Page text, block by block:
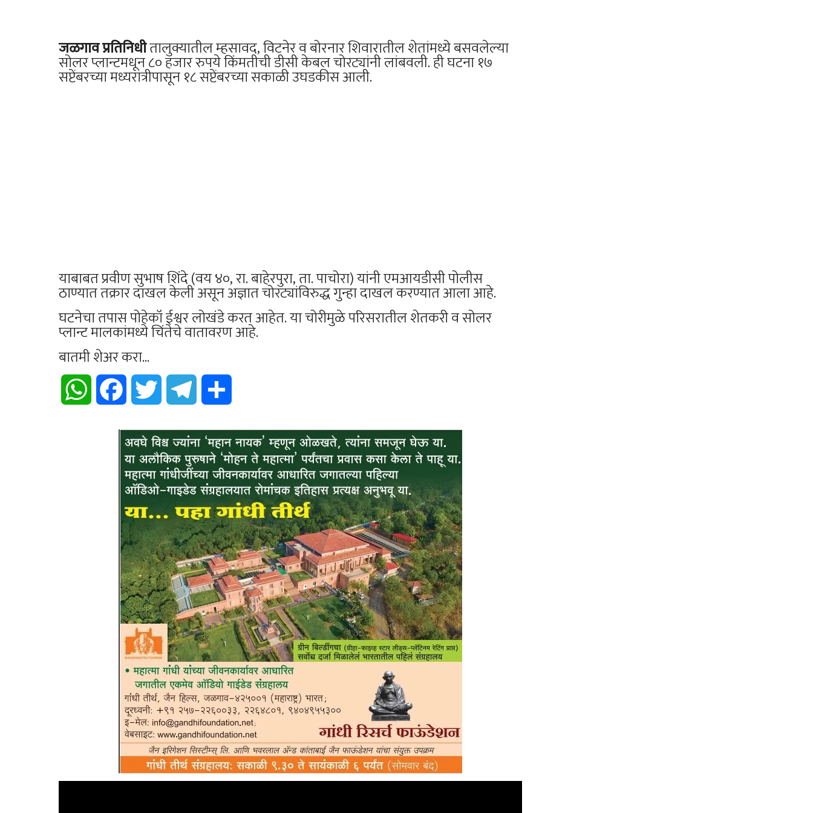
जळगाव प्रतिनिधीतालुक्यातील म्हसावद, विटनेर व बोरनार शिवारातील शेतांमध्ये बसवलेल्या
सोलर प्लान्टमधून ८० हजार रुपये किंमतीची डीसी केबल चोरट्यांनी लांबवली. ही घटना १७
सप्टेंबरच्या मध्यरात्रीपासून १८ सप्टेंबरच्या सकाळी उघडकीस आली.
याबाबत प्रवीण सुभाष शिंदे (वय ४०, रा. बाहेरपुरा, ता. पाचोरा) यांनी एमआयडीसी पोलीस
ठाण्यात तक्रार दाखल केली असून अज्ञात चोरट्यांविरुद्ध गुन्हा दाखल करण्यात आला आहे.
घटनेचा तपास पोहेकॉ ईश्वर लोखंडे करत आहेत. या चोरीमुळे परिसरातील शेतकरी व सोलर
प्लान्ट मालकांमध्ये चिंतेचे वातावरण आहे.
बातमी शेअर करा...
WhatsApp Facebook Twitter Telegram